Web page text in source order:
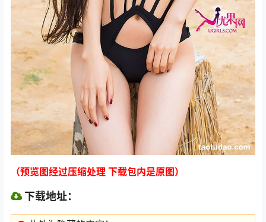
（预览图经过压缩处理 下载包内是原图）
下载地址：